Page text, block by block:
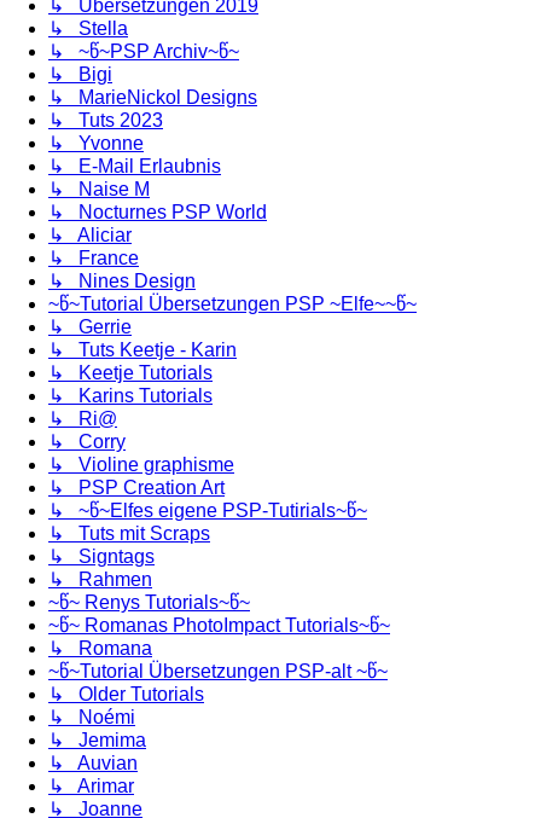
↳ Übersetzungen 2019
↳ Stella
↳ ~წ~PSP Archiv~წ~
↳ Bigi
↳ MarieNickol Designs
↳ Tuts 2023
↳ Yvonne
↳ E-Mail Erlaubnis
↳ Naise M
↳ Nocturnes PSP World
↳ Aliciar
↳ France
↳ Nines Design
~წ~Tutorial Übersetzungen PSP ~Elfe~~წ~
↳ Gerrie
↳ Tuts Keetje - Karin
↳ Keetje Tutorials
↳ Karins Tutorials
↳ Ri@
↳ Corry
↳ Violine graphisme
↳ PSP Creation Art
↳ ~წ~Elfes eigene PSP-Tutirials~წ~
↳ Tuts mit Scraps
↳ Signtags
↳ Rahmen
~წ~ Renys Tutorials~წ~
~წ~ Romanas PhotoImpact Tutorials~წ~
↳ Romana
~წ~Tutorial Übersetzungen PSP-alt ~წ~
↳ Older Tutorials
↳ Noémi
↳ Jemima
↳ Auvian
↳ Arimar
↳ Joanne